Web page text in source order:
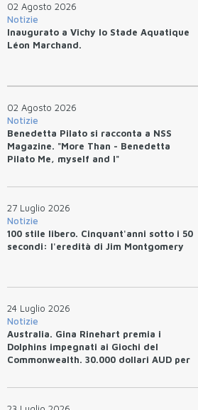
02 Agosto 2026
Notizie
Inaugurato a Vichy lo Stade Aquatique
Léon Marchand.
02 Agosto 2026
Notizie
Benedetta Pilato si racconta a NSS
Magazine. "More Than - Benedetta
Pilato Me, myself and I"
27 Luglio 2026
Notizie
100 stile libero. Cinquant'anni sotto i 50
secondi: l'eredità di Jim Montgomery
24 Luglio 2026
Notizie
Australia. Gina Rinehart premia i
Dolphins impegnati ai Giochi del
Commonwealth. 30.000 dollari AUD per